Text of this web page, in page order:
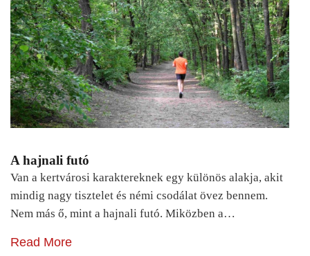
A hajnali futó
Van a kertvárosi karaktereknek egy különös alakja, akit
mindig nagy tisztelet és némi csodálat övez bennem.
Nem más ő, mint a hajnali futó. Miközben a…
Read More